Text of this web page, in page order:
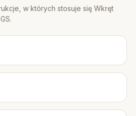
w których stosuje się Wkręt